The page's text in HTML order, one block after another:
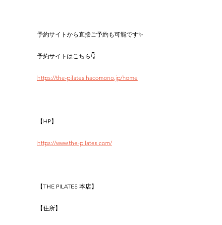
予約サイトから直接ご予約も可能です✨
予約サイトはこちら👇
https://the-pilates.hacomono.jp/home
【HP】
https://www.the-pilates.com/
【THE PILATES 本店】
【住所】